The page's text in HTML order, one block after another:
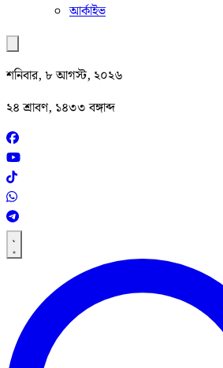
আর্কাইভ
শনিবার, ৮ আগস্ট, ২০২৬
২৪ শ্রাবণ, ১৪৩৩ বঙ্গাব্দ